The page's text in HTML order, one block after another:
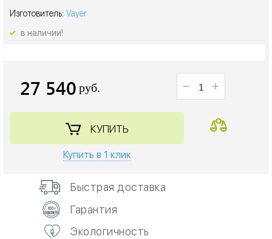
Изготовитель: Vayer
в наличии!
27 540 руб.
КУПИТЬ
Купить в 1 клик
Быстрая доставка
Гарантия
Экологичность